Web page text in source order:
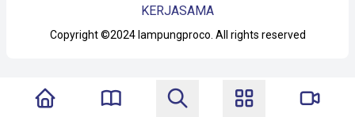
Copyright ©2024 lampungproco. All rights reserved
KERJASAMA